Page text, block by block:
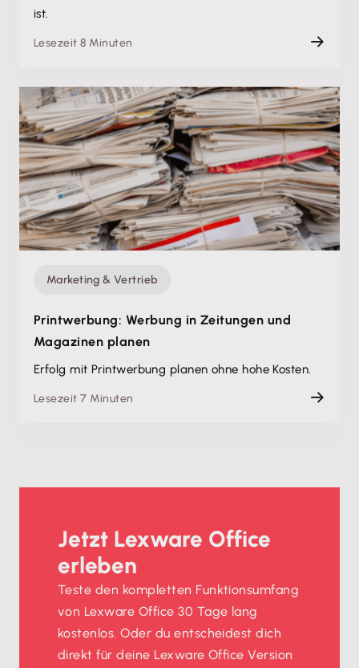
ist.
Lesezeit 8 Minuten
Marketing & Vertrieb
Printwerbung: Werbung in Zeitungen und
Magazinen planen
Erfolg mit Printwerbung planen ohne hohe Kosten.
Lesezeit 7 Minuten
Jetzt Lexware Office
erleben
Teste den kompletten Funktionsumfang
von Lexware Office 30 Tage lang
kostenlos. Oder du entscheidest dich
direkt für deine Lexware Office Version